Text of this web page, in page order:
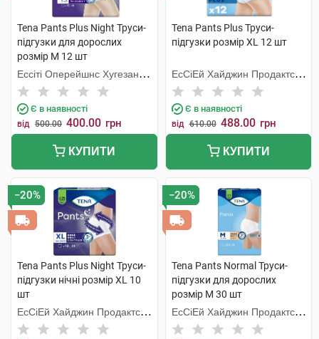
Tena Pants Plus Night Труси-
підгузки для дорослих
розмір M 12 шт
Ессіті Оперейшнс Хугезанд
Б.В.
Є в наявності
від 500.00 400.00 грн
КУПИТИ
Tena Pants Plus Труси-
підгузки розмір XL 12 шт
ЕсСіЕй Хайджин Продактс
Хугезанд
Є в наявності
від 610.00 488.00 грн
КУПИТИ
−20%
Tena Pants Plus Night Труси-
підгузки нічні розмір XL 10
шт
ЕсСіЕй Хайджин Продактс
Хугезанд
−20%
Tena Pants Normal Труси-
підгузки для дорослих
розмір M 30 шт
ЕсСіЕй Хайджин Продактс
Хугезанд